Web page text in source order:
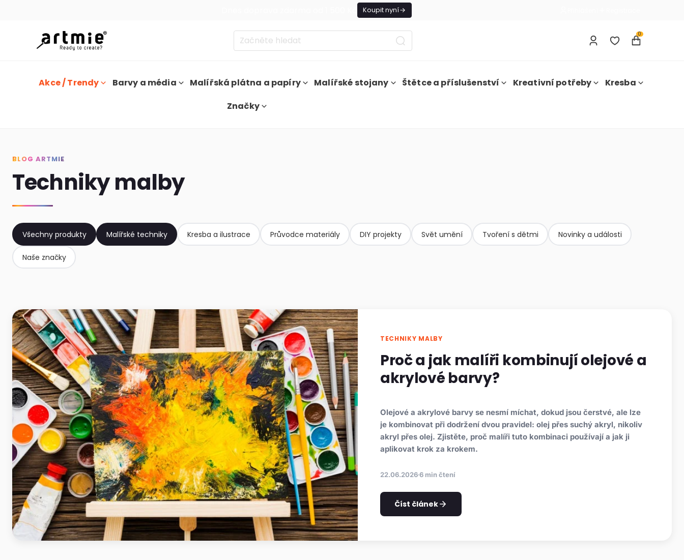
Koupit nyní
0
Akce / Trendy Barvy a média Malířská plátna a papíry Malířské stojany Štětce a příslušenství Kreativní potřeby
Kresba
Značky
BLOG ARTMIE
Techniky malby
Všechny produkty Malířské techniky Kresba a ilustrace Průvodce materiály DIY projekty Svět umění Tvoření s dětmi Novinky a události
Naše značky
TECHNIKY MALBY
Proč a jak malíři kombinují olejové a
akrylové barvy?
Olejové a akrylové barvy se nesmí míchat, dokud jsou čerstvé, ale lze
je kombinovat při dodržení dvou pravidel: olej přes suchý akryl, nikoliv
akryl přes olej. Zjistěte, proč malíři tuto kombinaci používají a jak ji
aplikovat krok za krokem.
22.06.20266 min čtení
Číst článek